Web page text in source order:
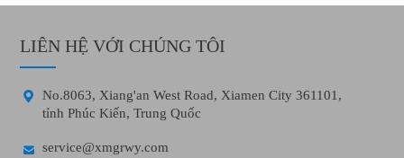
LIÊN HỆ VỚI CHÚNG TÔI

No.8063, Xiang'an West Road, Xiamen City 361101,
tỉnh Phúc Kiến, Trung Quốc
 service@xmgrwy.com